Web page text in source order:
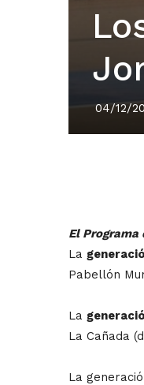
04/12/
El
La
Pabellón
La
La Cañada
La